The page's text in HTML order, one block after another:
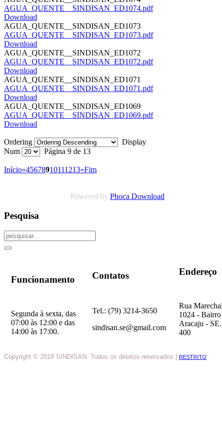
AGUA_QUENTE__SINDISAN_ED1074.pdf
Download
AGUA_QUENTE__SINDISAN_ED1073
AGUA_QUENTE__SINDISAN_ED1073.pdf
Download
AGUA_QUENTE__SINDISAN_ED1072
AGUA_QUENTE__SINDISAN_ED1072.pdf
Download
AGUA_QUENTE__SINDISAN_ED1071
AGUA_QUENTE__SINDISAN_ED1071.pdf
Download
AGUA_QUENTE__SINDISAN_ED1069
AGUA_QUENTE__SINDISAN_ED1069.pdf
Download
Ordering
Display
Num
Página 9 de 13
Início«45678910111213»Fim
Powered by Phoca Download
Pesquisa
Funcionamento
Segunda à sexta, das
07:00 às 12:00 e das
14:00 às 17:00.
Contatos
Tel.: (79) 3214-3650
sindisan.se@gmail.com
Endereço
Rua
1024 -
Aracaju -
400
Copyright © 2018 SINDISAN. Todos os direitos reservados.| RESTRITO